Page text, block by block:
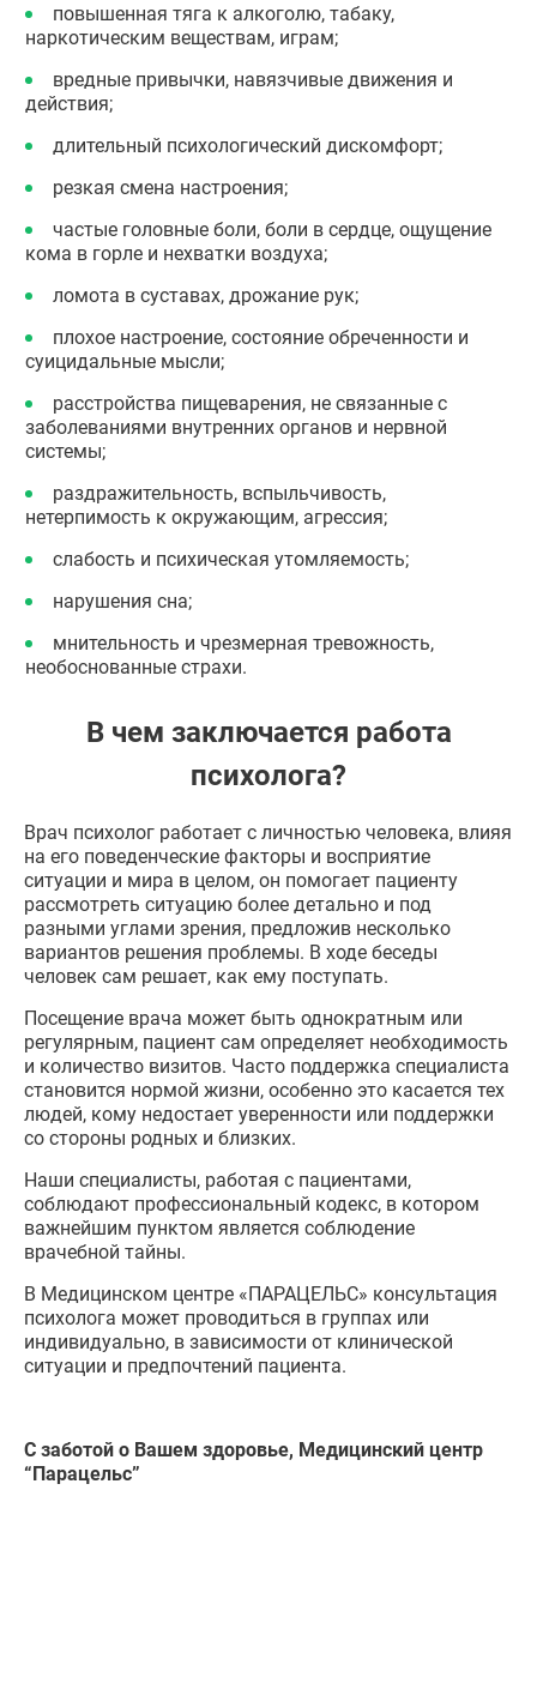
повышенная тяга к алкоголю, табаку,
наркотическим веществам, играм;
вредные привычки, навязчивые движения и
действия;
длительный психологический дискомфорт;
резкая смена настроения;
частые головные боли, боли в сердце, ощущение
кома в горле и нехватки воздуха;
ломота в суставах, дрожание рук;
плохое настроение, состояние обреченности и
суицидальные мысли;
расстройства пищеварения, не связанные с
заболеваниями внутренних органов и нервной
системы;
раздражительность, вспыльчивость,
нетерпимость к окружающим, агрессия;
слабость и психическая утомляемость;
нарушения сна;
мнительность и чрезмерная тревожность,
необоснованные страхи.
В чем заключается работа
психолога?
Врач психолог работает с личностью человека, влияя
на его поведенческие факторы и восприятие
ситуации и мира в целом, он помогает пациенту
рассмотреть ситуацию более детально и под
разными углами зрения, предложив несколько
вариантов решения проблемы. В ходе беседы
человек сам решает, как ему поступать.
Посещение врача может быть однократным или
регулярным, пациент сам определяет необходимость
и количество визитов. Часто поддержка специалиста
становится нормой жизни, особенно это касается тех
людей, кому недостает уверенности или поддержки
со стороны родных и близких.
Наши специалисты, работая с пациентами,
соблюдают профессиональный кодекс, в котором
важнейшим пунктом является соблюдение
врачебной тайны.
В Медицинском центре «ПАРАЦЕЛЬС» консультация
психолога может проводиться в группах или
индивидуально, в зависимости от клинической
ситуации и предпочтений пациента.
С заботой о Вашем здоровье, Медицинский центр
“Парацельс”